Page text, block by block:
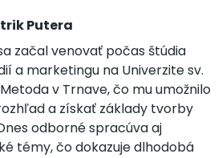
Putera
začal venovať počas štúdia
a marketingu na Univerzite sv.
v Trnave, čo mu umožnilo
a získať základy tvorby
odborné spracúva aj
témy, čo dokazuje dlhodobá